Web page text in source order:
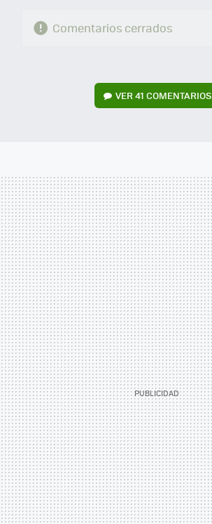
Comentarios cerrados
VER41 COMENTARIOS